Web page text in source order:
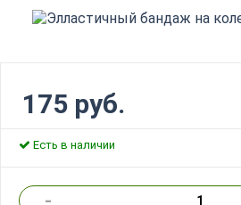
175 руб.
Есть в наличии